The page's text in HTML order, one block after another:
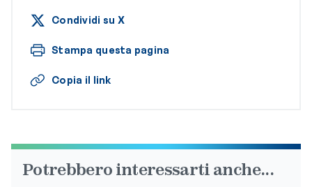
Condividi su X
Stampa questa pagina
Copia il link
Potrebbero interessarti anche...